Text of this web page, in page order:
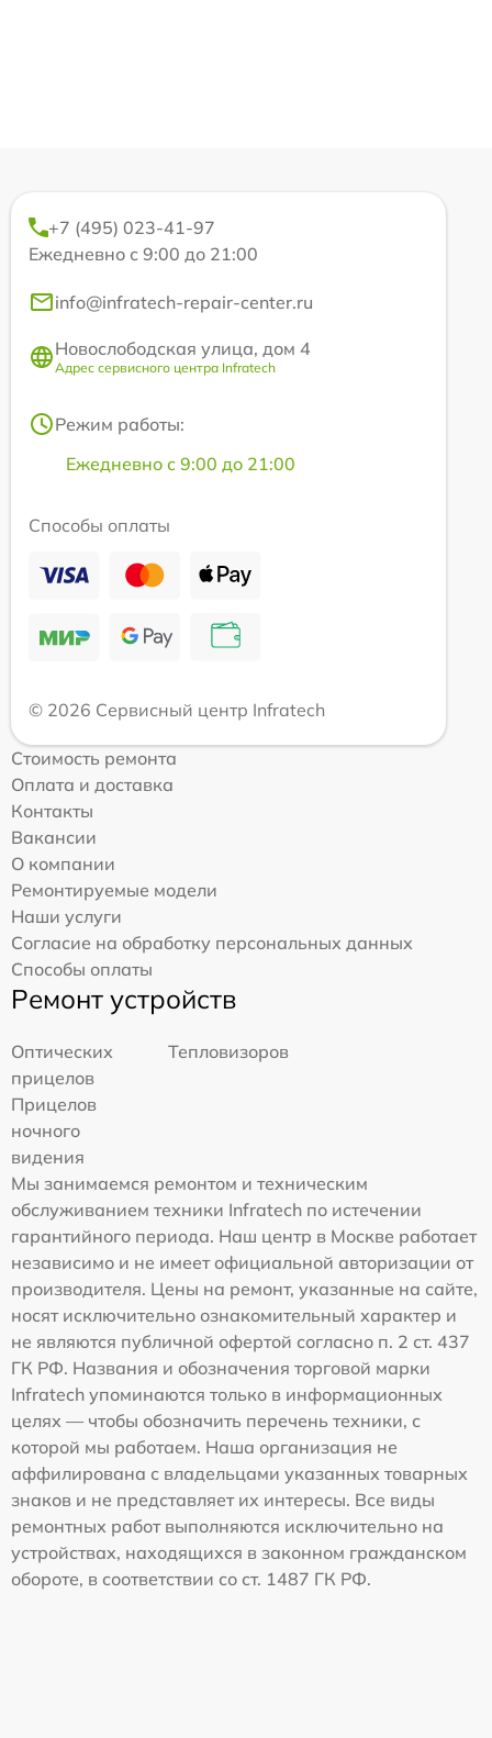
+7 (495) 023-41-97
Ежедневно с 9:00 до 21:00
info@infratech-repair-center.ru
Новослободская улица, дом 4
Адрес сервисного центра Infratech
Режим работы:
Ежедневно с 9:00 до 21:00
Способы оплаты
© 2026 Сервисный центр Infratech
Стоимость ремонта
Оплата и доставка
Контакты
Вакансии
О компании
Ремонтируемые модели
Наши услуги
Согласие на обработку персональных данных
Способы оплаты
Ремонт устройств
Оптических
прицелов
Тепловизоров
Прицелов
ночного
видения
Мы занимаемся ремонтом и техническим
обслуживанием техники Infratech по истечении
гарантийного периода. Наш центр в Москве работает
независимо и не имеет официальной авторизации от
производителя. Цены на ремонт, указанные на сайте,
носят исключительно ознакомительный характер и
не являются публичной офертой согласно п. 2 ст. 437
ГК РФ. Названия и обозначения торговой марки
Infratech упоминаются только в информационных
целях — чтобы обозначить перечень техники, с
которой мы работаем. Наша организация не
аффилирована с владельцами указанных товарных
знаков и не представляет их интересы. Все виды
ремонтных работ выполняются исключительно на
устройствах, находящихся в законном гражданском
обороте, в соответствии со ст. 1487 ГК РФ.